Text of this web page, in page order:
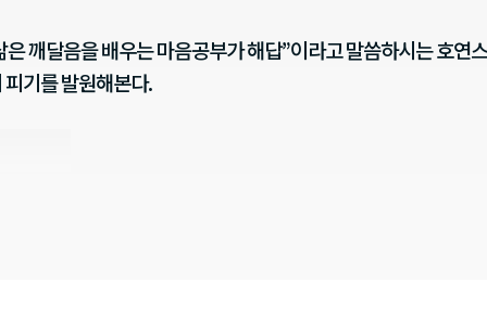
깨달음을 배우는 마음공부가 해답”이라고 말씀하시는 호연
기를 발원해본다.